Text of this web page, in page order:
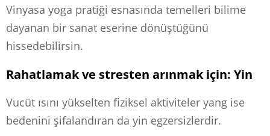
Vinyasa yoga pratiği esnasında temelleri bilime
dayanan bir sanat eserine dönüştüğünü
hissedebilirsin.
Rahatlamak ve stresten arınmak için: Yin
Vucüt ısını yükselten fiziksel aktiviteler yang ise
bedenini şifalandıran da yin egzersizlerdir.